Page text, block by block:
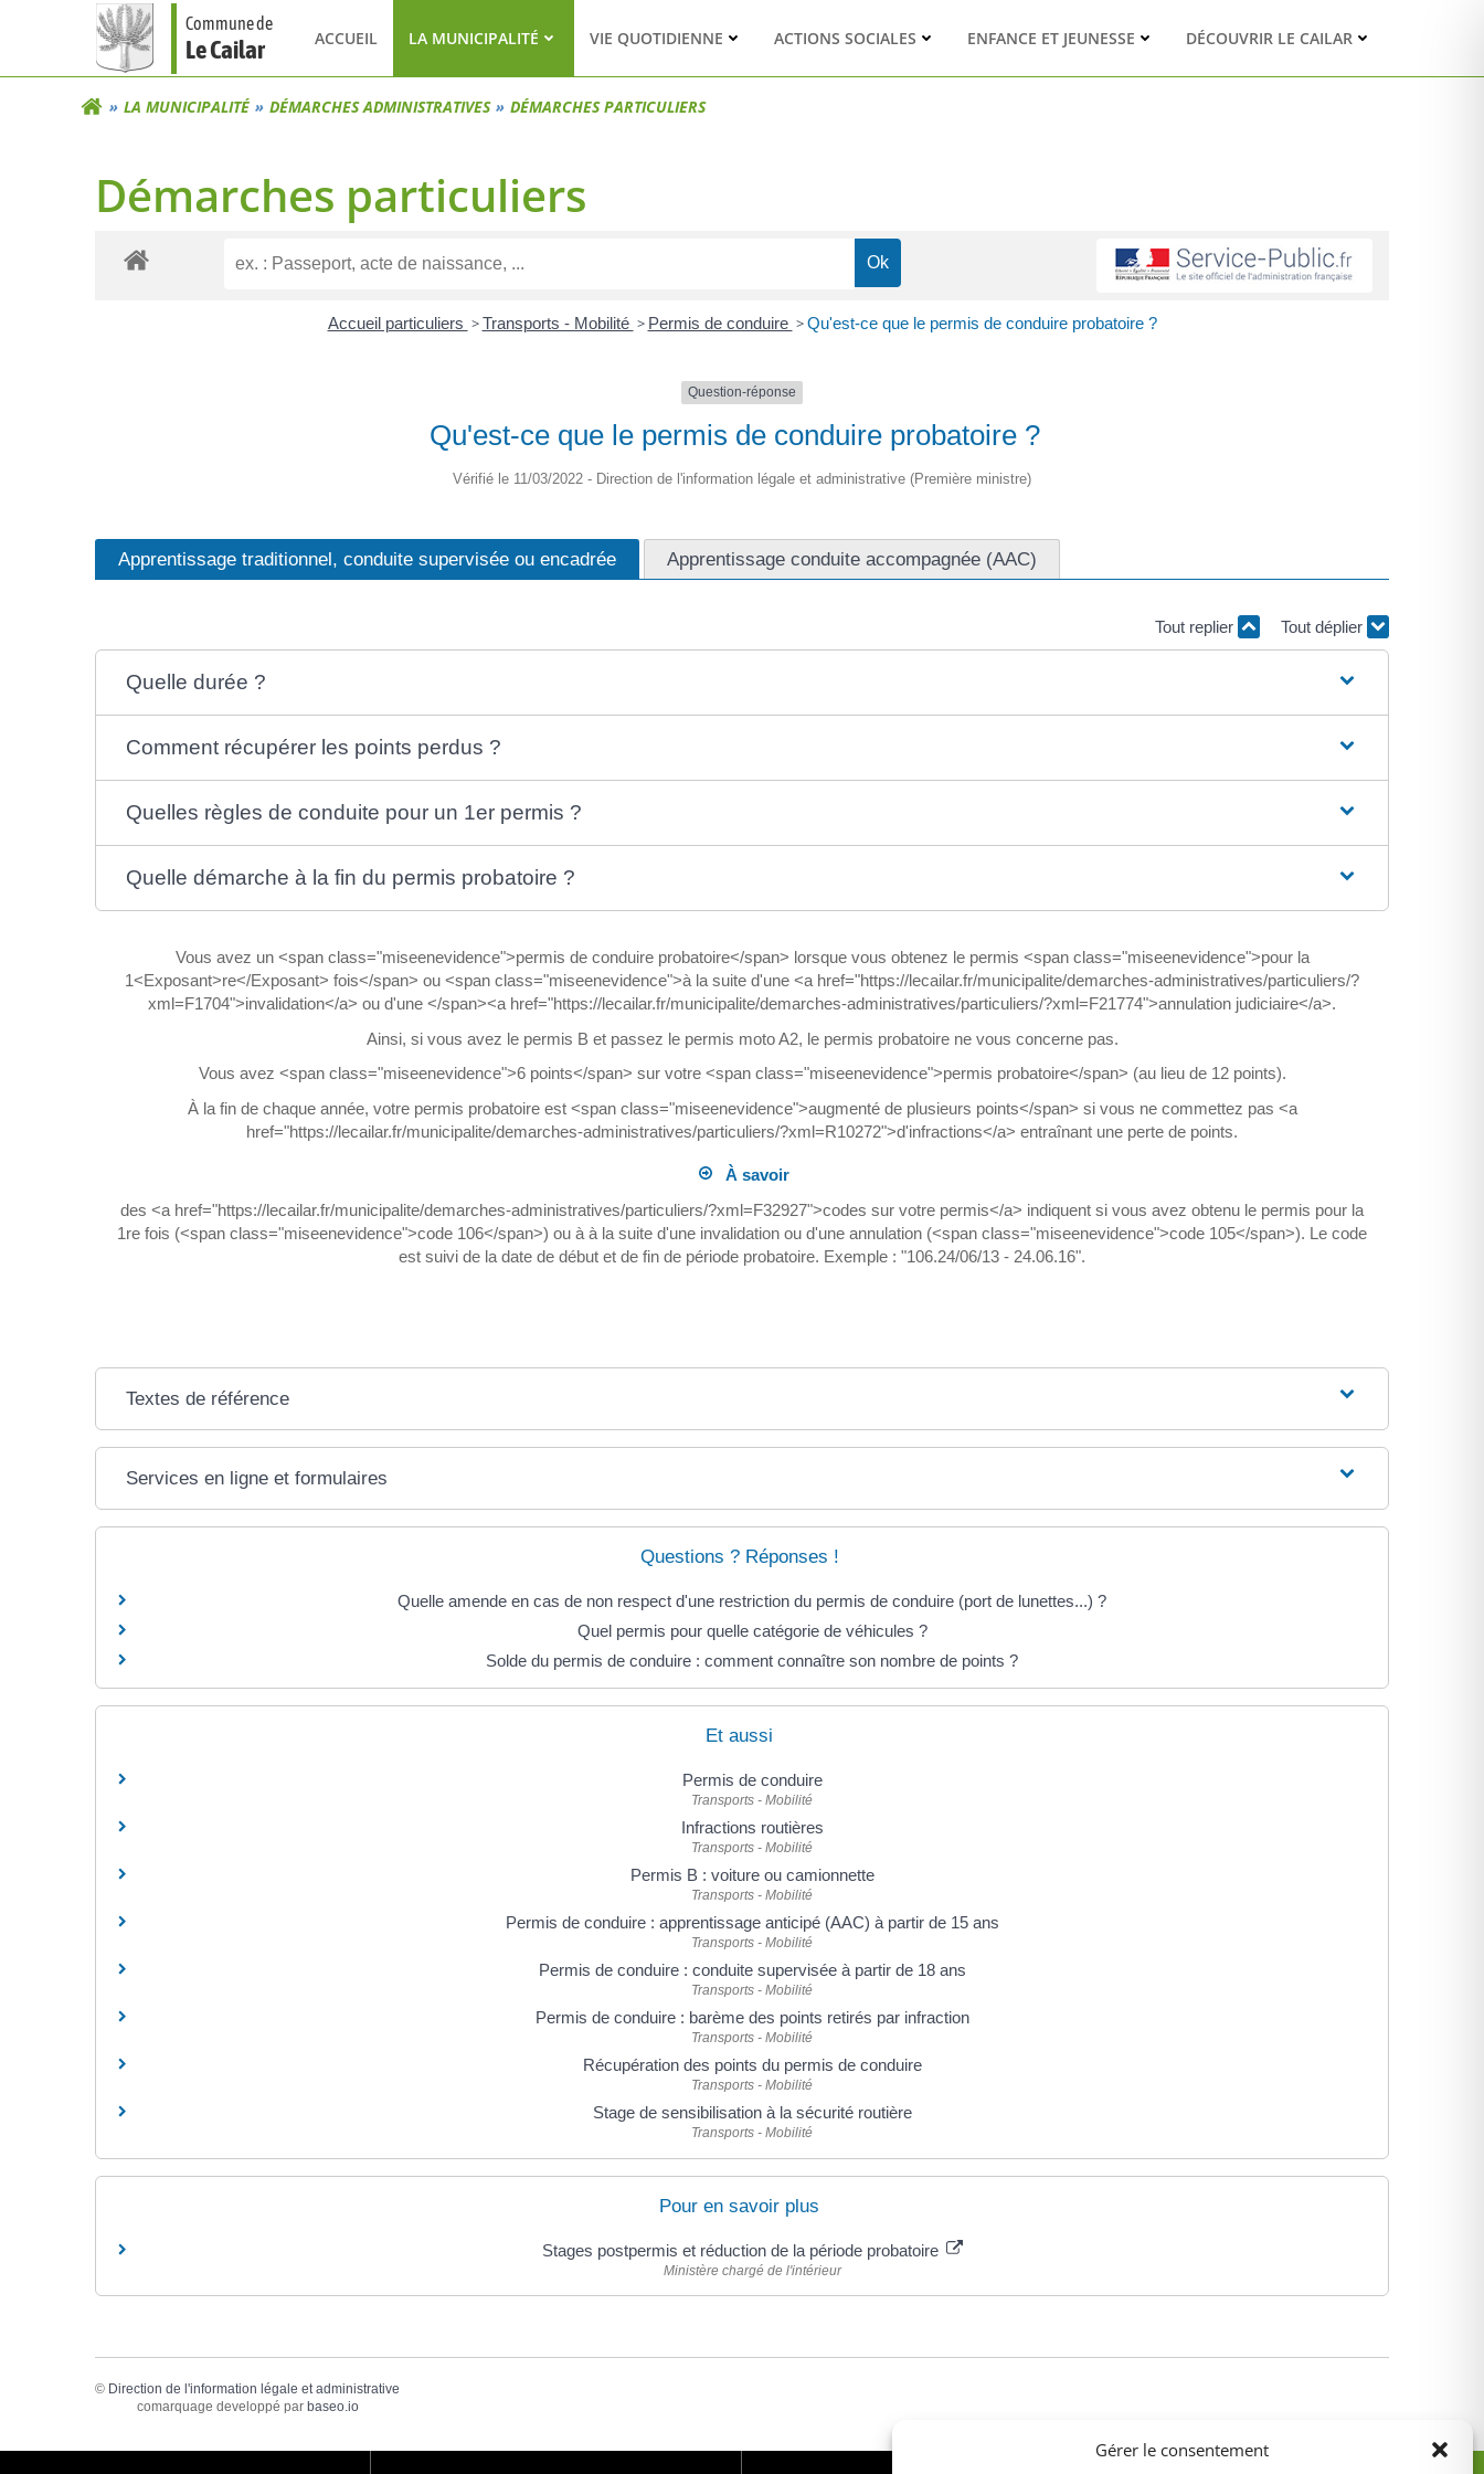
Gérer le consentement
Commune de
Le Cailar ACCUEIL LA MUNICIPALITÉ VIE QUOTIDIENNE ACTIONS SOCIALES ENFANCE ET JEUNESSE DÉCOUVRIR LE CAILAR
LA MUNICIPALITÉ DÉMARCHES ADMINISTRATIVES DÉMARCHES PARTICULIERS
Démarches particuliers
Accueil particuliers > Transports - Mobilité > Permis de conduire > Qu'est-ce que le permis de conduire probatoire ?
Question-réponse
Qu'est-ce que le permis de conduire probatoire ?
Vérifié le 11/03/2022 - Direction de l'information légale et administrative (Première ministre)
Apprentissage traditionnel, conduite supervisée ou encadrée Apprentissage conduite accompagnée (AAC)
Tout replier Tout déplier
Quelle durée ?
Comment récupérer les points perdus ?
Quelles règles de conduite pour un 1er permis ?
Quelle démarche à la fin du permis probatoire ?
Vous avez un <span class="miseenevidence">permis de conduire probatoire</span> lorsque vous obtenez le permis <span class="miseenevidence">pour la
1<Exposant>re</Exposant> fois</span> ou <span class="miseenevidence">à la suite d'une <a href="https://lecailar.fr/municipalite/demarches-administratives/particuliers/?
xml=F1704">invalidation</a> ou d'une </span><a href="https://lecailar.fr/municipalite/demarches-administratives/particuliers/?xml=F21774">annulation judiciaire</a>.
Ainsi, si vous avez le permis B et passez le permis moto A2, le permis probatoire ne vous concerne pas.
Vous avez <span class="miseenevidence">6 points</span> sur votre <span class="miseenevidence">permis probatoire</span> (au lieu de 12 points).
À la fin de chaque année, votre permis probatoire est <span class="miseenevidence">augmenté de plusieurs points</span> si vous ne commettez pas <a
href="https://lecailar.fr/municipalite/demarches-administratives/particuliers/?xml=R10272">d'infractions</a> entraînant une perte de points.
À savoir
des <a href="https://lecailar.fr/municipalite/demarches-administratives/particuliers/?xml=F32927">codes sur votre permis</a> indiquent si vous avez obtenu le permis pour la
1re fois (<span class="miseenevidence">code 106</span>) ou à à la suite d'une invalidation ou d'une annulation (<span class="miseenevidence">code 105</span>). Le code
est suivi de la date de début et de fin de période probatoire. Exemple : "106.24/06/13 - 24.06.16".
Textes de référence
Services en ligne et formulaires
Questions ? Réponses !
Quelle amende en cas de non respect d'une restriction du permis de conduire (port de lunettes...) ?
Quel permis pour quelle catégorie de véhicules ?
Solde du permis de conduire : comment connaître son nombre de points ?
Et aussi
Permis de conduire
Transports - Mobilité
Infractions routières
Transports - Mobilité
Permis B : voiture ou camionnette
Transports - Mobilité
Permis de conduire : apprentissage anticipé (AAC) à partir de 15 ans
Transports - Mobilité
Permis de conduire : conduite supervisée à partir de 18 ans
Transports - Mobilité
Permis de conduire : barème des points retirés par infraction
Transports - Mobilité
Récupération des points du permis de conduire
Transports - Mobilité
Stage de sensibilisation à la sécurité routière
Transports - Mobilité
Pour en savoir plus
Stages postpermis et réduction de la période probatoire
Ministère chargé de l'intérieur
© Direction de l'information légale et administrative
comarquage developpé par baseo.io